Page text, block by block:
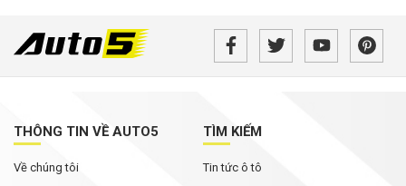
THÔNG TIN VỀ AUTO5
Về chúng tôi
TÌM KIẾM
Tin tức ô tô